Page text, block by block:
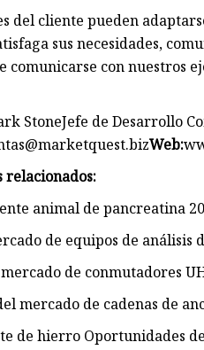
del cliente pueden
sus necesidades,
comunicarse con nuestros
StoneJefe de Desarrollo
Web:
relacionados:
animal de pancreatina
de equipos de análisis
de conmutadores
mercado de cadenas de
de hierro Oportunidades